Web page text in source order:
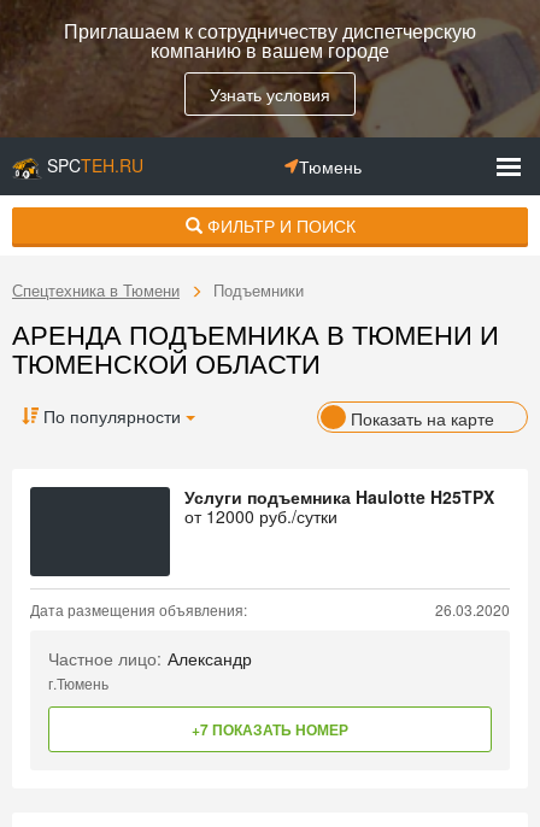
Приглашаем к сотрудничеству диспетчерскую
компанию в вашем городе
Узнать условия
SPCTEH.RU Тюмень
ФИЛЬТР И ПОИСК
Спецтехника в Тюмени Подъемники
АРЕНДА ПОДЪЕМНИКА В ТЮМЕНИ И
ТЮМЕНСКОЙ ОБЛАСТИ
По популярности Показать на карте
Услуги подъемника Haulotte H25TPX
от 12000 руб./сутки
Дата размещения объявления: 26.03.2020
Частное лицо: Александр
г.Тюмень
+7 ПОКАЗАТЬ НОМЕР